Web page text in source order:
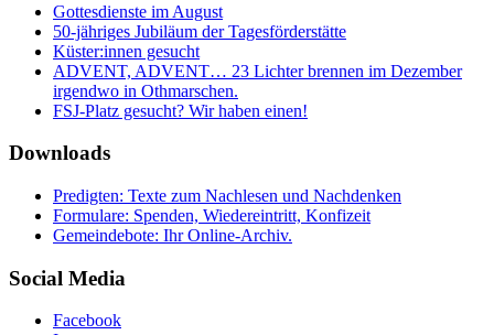
Gottesdienste im August
50-jähriges Jubiläum der Tagesförderstätte
Küster:innen gesucht
ADVENT, ADVENT… 23 Lichter brennen im Dezember
irgendwo in Othmarschen.
FSJ-Platz gesucht? Wir haben einen!
Downloads
Predigten: Texte zum Nachlesen und Nachdenken
Formulare: Spenden, Wiedereintritt, Konfizeit
Gemeindebote: Ihr Online-Archiv.
Social Media
Facebook